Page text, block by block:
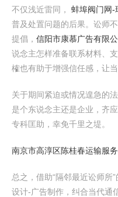
不仅浅近雷同， 蚌埠阀门网-
普及处置问题的后果。讼师
提倡， 信阳市康慕广告有限
说念主怎样准备联系材料、
榷也有助于增强信任感，让
关于期间紧迫或情况遑急的
是个东说念主还是企业，齐
专科匡助，幸免千里之堤。
南京市高淳区陈桂春运输服
总之，借助“隔邻最近讼师所
设计-广告制作，纠合当代通